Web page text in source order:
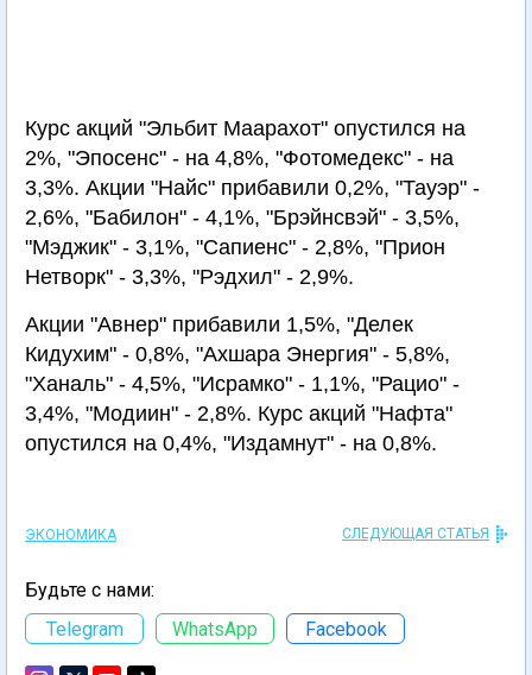
Курс акций "Эльбит Маарахот" опустился на
2%, "Эпосенс" - на 4,8%, "Фотомедекс" - на
3,3%. Акции "Найс" прибавили 0,2%, "Тауэр" -
2,6%, "Бабилон" - 4,1%, "Брэйнсвэй" - 3,5%,
"Мэджик" - 3,1%, "Сапиенс" - 2,8%, "Прион
Нетворк" - 3,3%, "Рэдхил" - 2,9%.
Акции "Авнер" прибавили 1,5%, "Делек
Кидухим" - 0,8%, "Ахшара Энергия" - 5,8%,
"Ханаль" - 4,5%, "Исрамко" - 1,1%, "Рацио" -
3,4%, "Модиин" - 2,8%. Курс акций "Нафта"
опустился на 0,4%, "Издамнут" - на 0,8%.
ЭКОНОМИКА СЛЕДУЮЩАЯ СТАТЬЯ
Будьте с нами:
Telegram
WhatsApp Facebook